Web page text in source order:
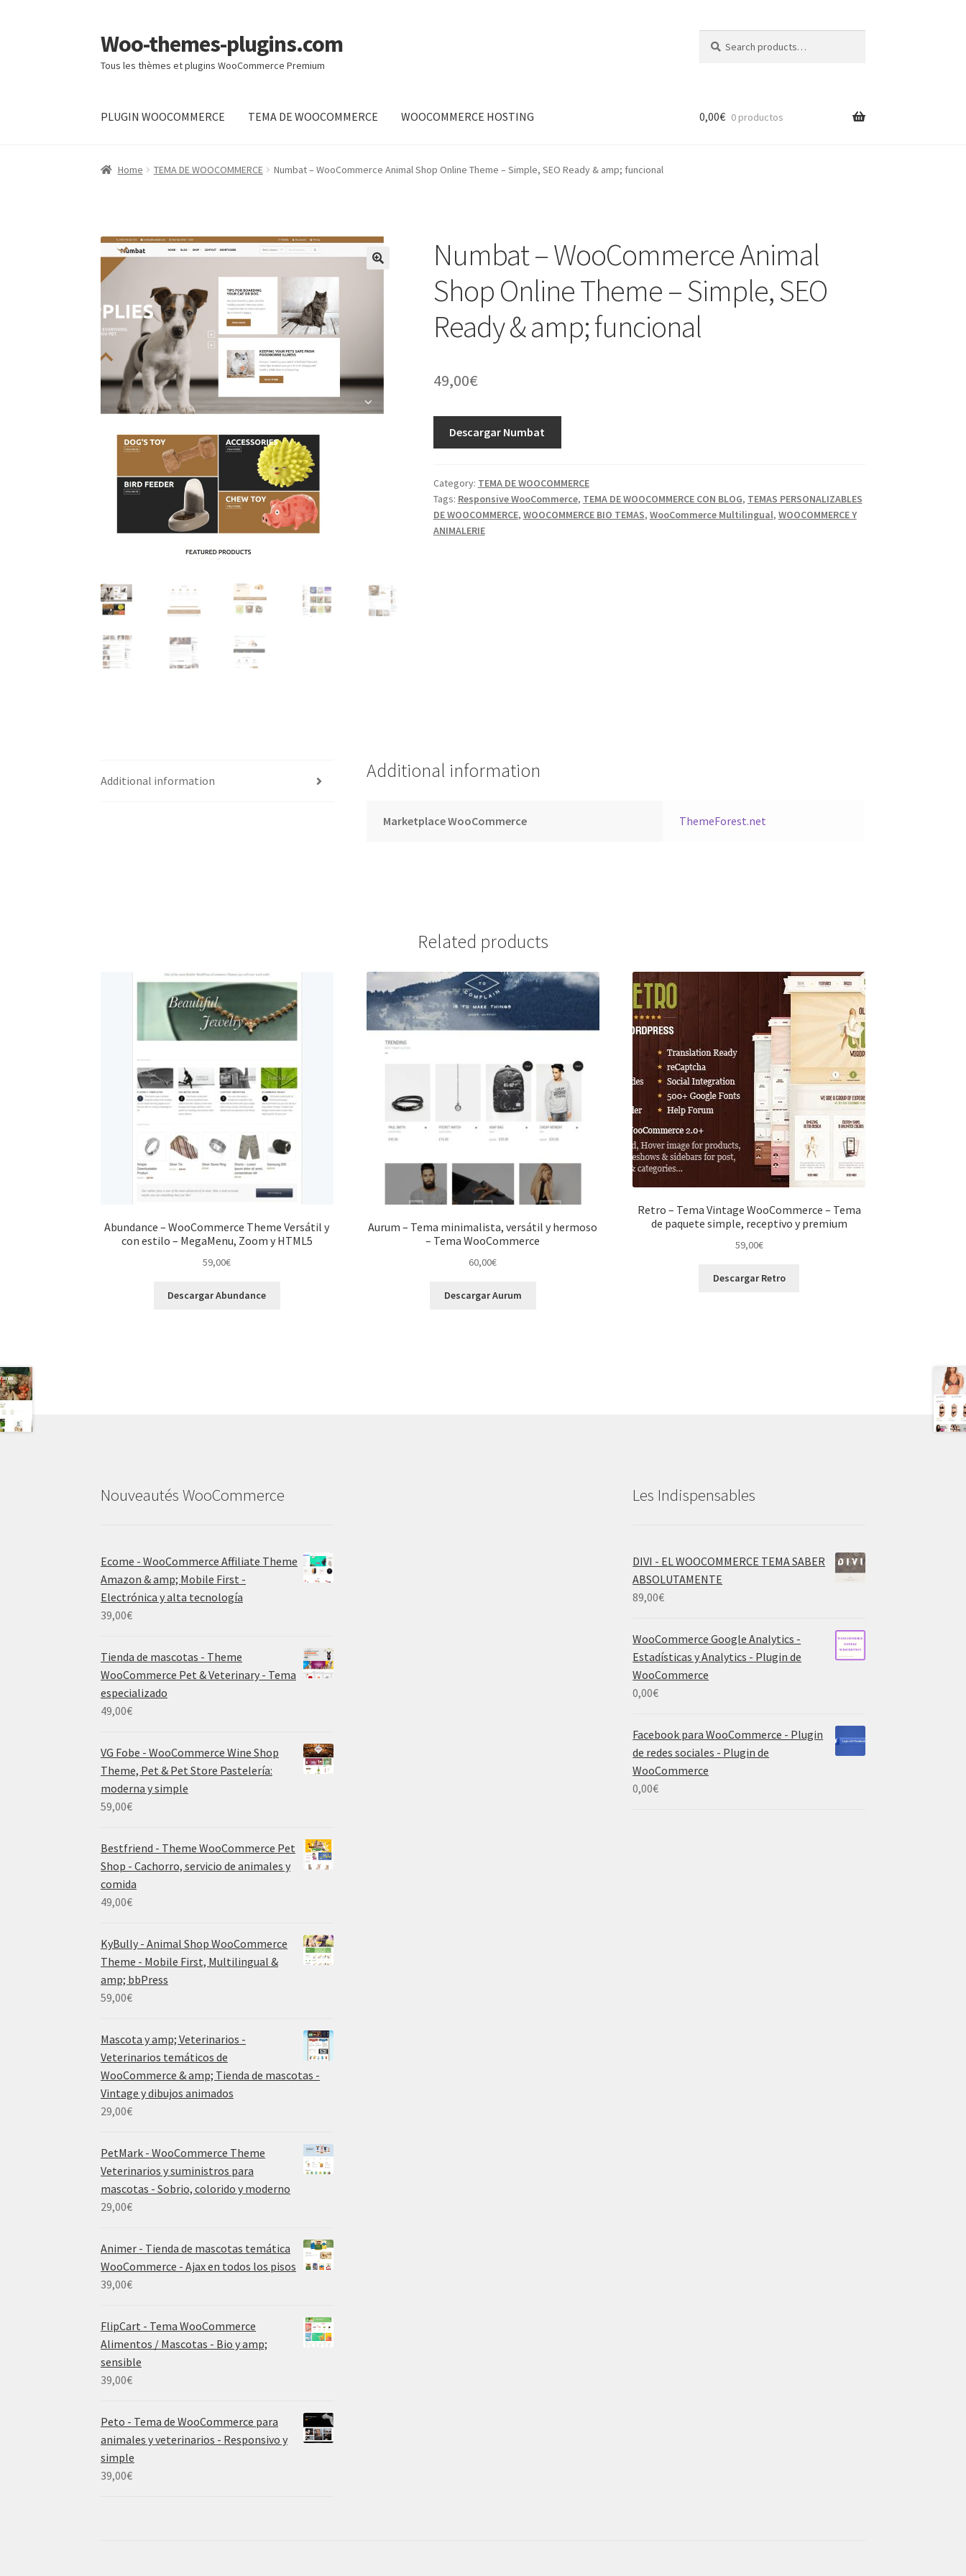
Ir
a
la
Ir
al
contenido
Woo-themes-plugins.com
Tous les thèmes et plugins WooCommerce Premium
for:
PLUGIN WOOCOMMERCE TEMA DE WOOCOMMERCE WOOCOMMERCE HOSTING
Inicio CarritoConfirmar Mi cuentaTienda
0,00€ 0 productos
Home TEMA DE WOOCOMMERCE Numbat – WooCommerce Animal Shop Online Theme – Simple, SEO Ready & amp; funcional
Numbat – WooCommerce Animal
Shop Online Theme – Simple, SEO
Ready & amp; funcional
49,00€
Descargar Numbat
Category: TEMA DE WOOCOMMERCE
Tags: Responsive WooCommerce, TEMA DE WOOCOMMERCE CON BLOG, TEMAS PERSONALIZABLES
DE WOOCOMMERCE, WOOCOMMERCE BIO TEMAS, WooCommerce Multilingual, WOOCOMMERCE Y
ANIMALERIE
Additional information Additional information
Marketplace WooCommerce ThemeForest.net
Related products
Abundance – WooCommerce Theme Versátil y
con estilo – MegaMenu, Zoom y HTML5
59,00€
Descargar Abundance
Aurum – Tema minimalista, versátil y hermoso
– Tema WooCommerce
60,00€
Descargar Aurum
Retro – Tema Vintage WooCommerce – Tema
de paquete simple, receptivo y premium
59,00€
Descargar Retro
Nouveautés WooCommerce
Ecome - WooCommerce Affiliate Theme
Amazon & amp; Mobile First -
Electrónica y alta tecnología
39,00€
Tienda de mascotas - Theme
WooCommerce Pet & Veterinary - Tema
especializado
49,00€
VG Fobe - WooCommerce Wine Shop
Theme, Pet & Pet Store Pastelería:
moderna y simple
59,00€
Bestfriend - Theme WooCommerce Pet
Shop - Cachorro, servicio de animales y
comida
49,00€
KyBully - Animal Shop WooCommerce
Theme - Mobile First, Multilingual &
amp; bbPress
59,00€
Mascota y amp; Veterinarios -
Veterinarios temáticos de
WooCommerce & amp; Tienda de mascotas -
Vintage y dibujos animados
29,00€
PetMark - WooCommerce Theme
Veterinarios y suministros para
mascotas - Sobrio, colorido y moderno
29,00€
Animer - Tienda de mascotas temática
WooCommerce - Ajax en todos los pisos
39,00€
FlipCart - Tema WooCommerce
Alimentos / Mascotas - Bio y amp;
sensible
39,00€
Peto - Tema de WooCommerce para
animales y veterinarios - Responsivo y
simple
39,00€
Les Indispensables
DIVI - EL WOOCOMMERCE TEMA SABER
ABSOLUTAMENTE
89,00€
WooCommerce Google Analytics -
Estadísticas y Analytics - Plugin de
WooCommerce
0,00€
Facebook para WooCommerce - Plugin
de redes sociales - Plugin de
WooCommerce
0,00€